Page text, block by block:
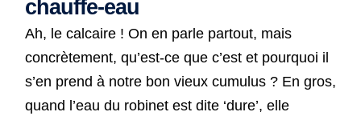
chauffe-eau
Ah, le calcaire ! On en parle partout, mais
concrètement, qu’est-ce que c’est et pourquoi il
s’en prend à notre bon vieux cumulus ? En gros,
quand l’eau du robinet est dite ‘dure’, elle